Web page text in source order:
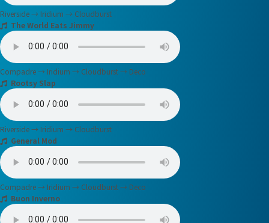
Riverside → Iridium → Cloudburst
The World Eats Jimmy
Compadre → Iridium → Cloudburst → Deco
Rootsy Slap
Riverside → Iridium → Cloudburst
General Mod
Compadre → Iridium → Cloudburst → Deco
Buon Inverno